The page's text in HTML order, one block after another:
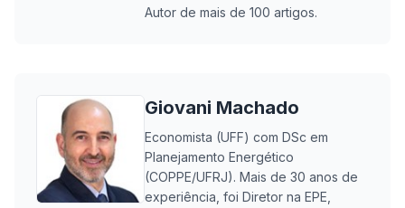
Autor de mais de 100 artigos.
Giovani Machado
Economista (UFF) com DSc em
Planejamento Energético
(COPPE/UFRJ). Mais de 30 anos de
experiência, foi Diretor na EPE,